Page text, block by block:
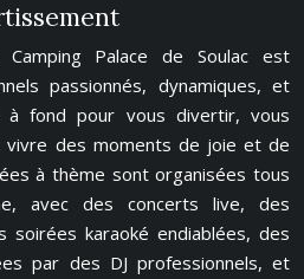
Camping Palace de Soulac est
passionnés, dynamiques, et
à fond pour vous divertir, vous
des moments de joie et de
à thème sont organisées tous
avec des concerts live, des
soirées karaoké endiablées, des
par des DJ professionnels, et